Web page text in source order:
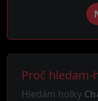
Proč hledam-
Hledám holky